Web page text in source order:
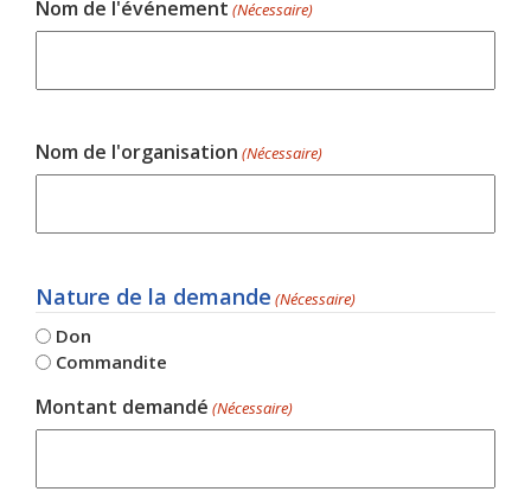
Nom de l'événement (Nécessaire)
Nom de l'organisation (Nécessaire)
Nature de la demande (Nécessaire)
Don
Commandite
Montant demandé (Nécessaire)